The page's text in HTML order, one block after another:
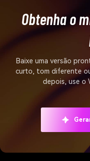
Obtenha o
Baixe uma versão
curto, tom diferente
depois, use o